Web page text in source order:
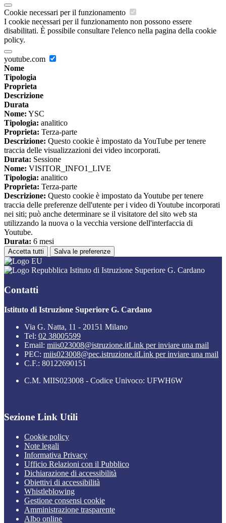
Cookie necessari per il funzionamento
I cookie necessari per il funzionamento non possono essere
disabilitati. È possibile consultare l'elenco nella pagina della cookie
policy.
youtube.com
Nome
Tipologia
Proprieta
Descrizione
Durata
Nome: YSC
Tipologia: analitico
Proprieta: Terza-parte
Descrizione: Questo cookie è impostato da YouTube per tenere
traccia delle visualizzazioni dei video incorporati.
Durata: Sessione
Nome: VISITOR_INFO1_LIVE
Tipologia: analitico
Proprieta: Terza-parte
Descrizione: Questo cookie è impostato da Youtube per tenere
traccia delle preferenze dell'utente per i video di Youtube incorporati
nei siti; può anche determinare se il visitatore del sito web sta
utilizzando la nuova o la vecchia versione dell'interfaccia di
Youtube.
Durata: 6 mesi
Accetta tutti Salva le preferenze
Istituto di Istruzione Superiore G. Cardano
Contatti
Istituto di Istruzione Superiore G. Cardano
Via G. Natta, 11 - 20151 Milano
Tel: 02 38005599
Email: miis023008@istruzione.itLink per inviare una mail
PEC: miis023008@pec.istruzione.itLink per inviare una mail
C.F.: 80122690151
C.M. MIIS023008 - Codice Univoco: UFWH6W
Sezione Link Utili
Cookie policy
Note legali
Informativa Privacy
Ufficio Relazioni con il Pubblico
Dichiarazione di accessibilità
Obiettivi di accessibilità
Whistleblowing
Gestione consensi cookie
Amministrazione trasparente
Albo online